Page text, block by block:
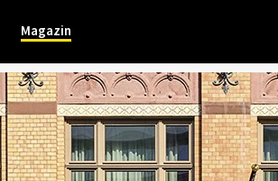
Magazin